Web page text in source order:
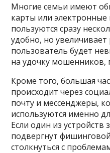
Многие семьи имеют
карты или
пользуются сразу
удобно, но увеличивает
пользователь будет
на удочку мошенников,
Кроме того, большая
происходит через
почту и мессенджеры,
используются именно
Если один из устройств
подвергнут
столкнуться с